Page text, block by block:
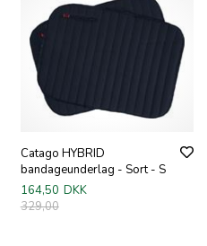
Catago HYBRID
bandageunderlag - Sort - S
164,50 DKK
329,00